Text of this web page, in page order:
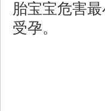
胎宝宝危害
受孕。